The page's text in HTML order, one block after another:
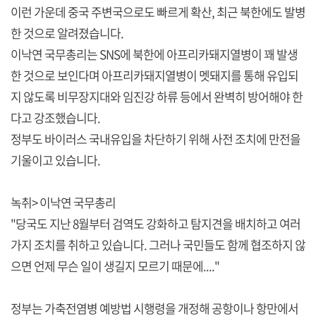
이런 가운데 중국 주변국으로도 빠르게 확산, 최근 북한에도 발병
한 것으로 알려졌습니다.
이낙연 국무총리는 SNS에 북한에 아프리카돼지열병이 꽤 발생
한 것으로 보인다며 아프리카돼지열병이 멧돼지를 통해 유입되
지 않도록 비무장지대와 임진강 하류 등에서 완벽히 방어해야 한
다고 강조했습니다.
정부도 바이러스 국내유입을 차단하기 위해 사전 조치에 만전을
기울이고 있습니다.
녹취> 이낙연 국무총리
"당국도 지난 8월부터 검역도 강화하고 탐지견을 배치하고 여러
가지 조치를 취하고 있습니다. 그러나 국민들도 함께 협조하지 않
으면 언제 무슨 일이 생길지 모르기 때문에...."
정부는 가축전염병 예방법 시행령을 개정해 공항이나 항만에서